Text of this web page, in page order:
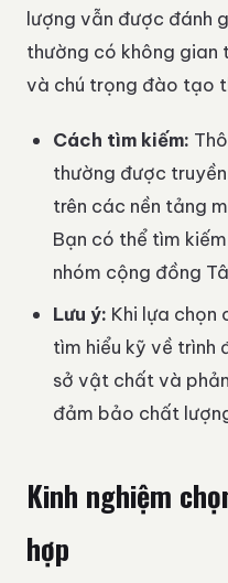
lượng vẫn được đánh
thường có không gian
và chú trọng đào tạo
Cách tìm kiếm:
thường được
trên các nền tảng
Bạn có thể tìm
nhóm cộng đồng
Lưu ý: Khi lựa chọn
tìm hiểu kỹ về trình
sở vật chất và
đảm bảo chất
Kinh nghiệm
hợp